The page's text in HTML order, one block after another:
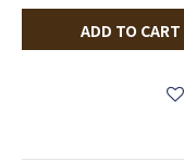
ADD TO CART